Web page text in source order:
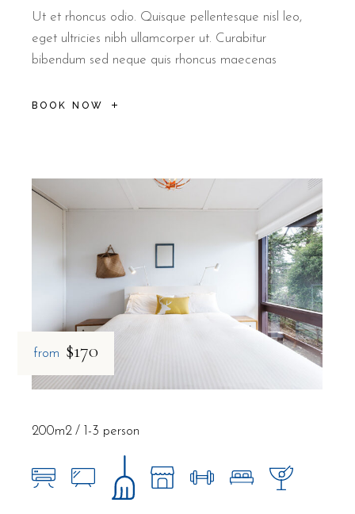
Ut et rhoncus odio. Quisque pellentesque nisl leo,
eget ultricies nibh ullamcorper ut. Curabitur
bibendum sed neque quis rhoncus maecenas
BOOK NOW
from $170
200m2 1-3 person